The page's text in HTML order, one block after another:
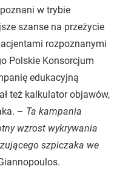
w trybie
szanse na przeżycie
rozpoznanymi
Polskie Konsorcjum
edukacyjną
też kalkulator objawów,
– Ta kampania
wzrost wykrywania
szpiczaka we